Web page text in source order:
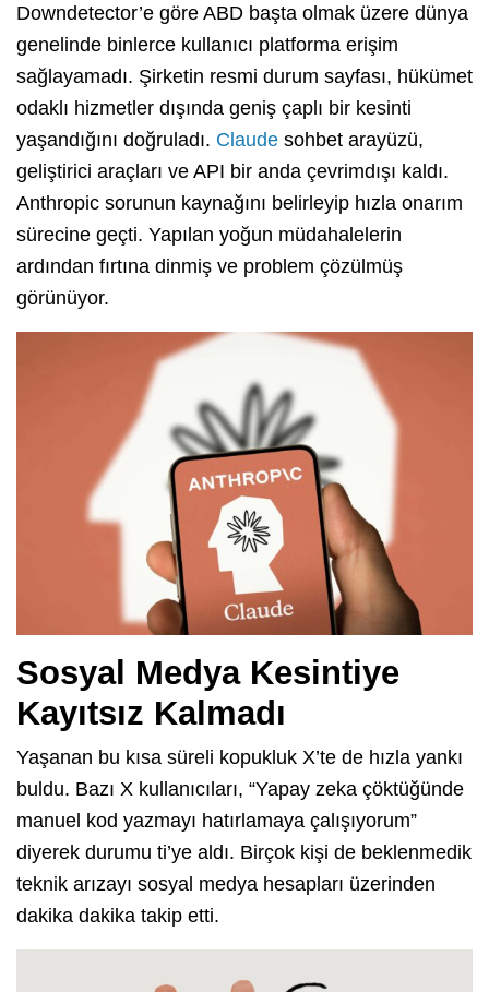
Downdetector’e göre ABD başta olmak üzere dünya
genelinde binlerce kullanıcı platforma erişim
sağlayamadı. Şirketin resmi durum sayfası, hükümet
odaklı hizmetler dışında geniş çaplı bir kesinti
yaşandığını doğruladı. Claude sohbet arayüzü,
geliştirici araçları ve API bir anda çevrimdışı kaldı.
Anthropic sorunun kaynağını belirleyip hızla onarım
sürecine geçti. Yapılan yoğun müdahalelerin
ardından fırtına dinmiş ve problem çözülmüş
görünüyor.
Sosyal Medya Kesintiye
Kayıtsız Kalmadı
Yaşanan bu kısa süreli kopukluk X’te de hızla yankı
buldu. Bazı X kullanıcıları, “Yapay zeka çöktüğünde
manuel kod yazmayı hatırlamaya çalışıyorum”
diyerek durumu ti’ye aldı. Birçok kişi de beklenmedik
teknik arızayı sosyal medya hesapları üzerinden
dakika dakika takip etti.